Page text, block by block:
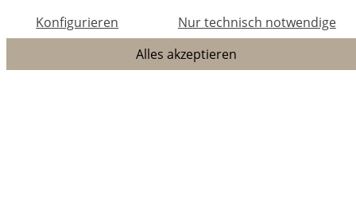
Nur technisch notwendige
Konfigurieren
Alles akzeptieren